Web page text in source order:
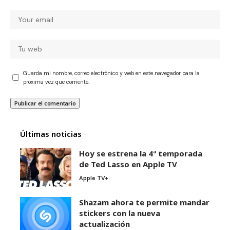
Guarda mi nombre, correo electrónico y web en este navegador para la
próxima vez que comente.
Últimas noticias
Hoy se estrena la 4ª temporada
de Ted Lasso en Apple TV
Apple TV+
Shazam ahora te permite mandar
stickers con la nueva
actualización